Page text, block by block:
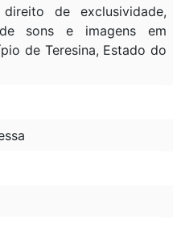
de exclusividade,
sons e imagens em
de Teresina, Estado do